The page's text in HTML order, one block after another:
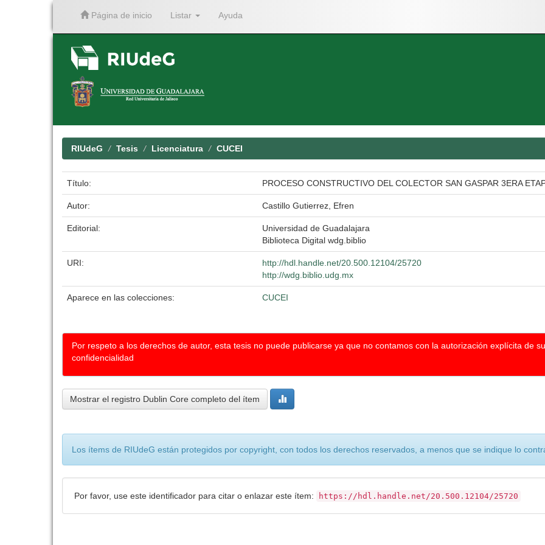
Página de inicio Listar Ayuda
RIUdeG Tesis Licenciatura CUCEI
Título: PROCESO CONSTRUCTIVO DEL COLECTOR SAN GASPAR 3ERA
Autor: Castillo Gutierrez, Efren
Editorial:
Universidad de Guadalajara
Biblioteca Digital wdg.biblio
URI:
http://hdl.handle.net/20.500.12104/25720
http://wdg.biblio.udg.mx
Aparece en las colecciones: CUCEI
Por respeto a los derechos de autor, esta tesis no puede publicarse ya que no contamos con la autorización explícita de
confidencialidad
Mostrar el registro Dublin Core completo del ítem
Los ítems de RIUdeG están protegidos por copyright, con todos los derechos reservados, a menos que se indique lo
Por favor, use este identificador para citar o enlazar este ítem: https://hdl.handle.net/20.500.12104/25720